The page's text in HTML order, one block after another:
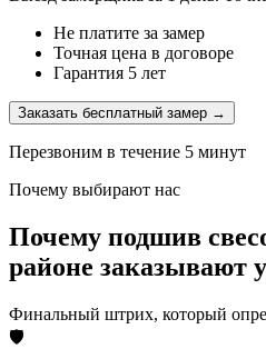
Не платите за замер
Точная цена в договоре
Гарантия 5 лет
Заказать бесплатный замер →
Перезвоним в течение 5 минут
Почему выбирают нас
Почему подшив
районе заказывают
Финальный штрих, который
🛡️